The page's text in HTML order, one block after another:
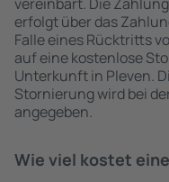
erfolgt über das
Falle eines Rücktritts
auf eine kostenlose
Unterkunft in Pleven.
Stornierung wird bei
angegeben.
Wie viel kostet